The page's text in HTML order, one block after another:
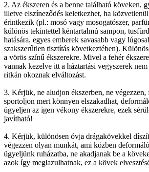
2. Az ékszeren és a benne található köveken,
illetve elszíneződés keletkezhet, ha
érintkezik (pl.: mosó vagy mosogatószer,
különös tekintettel kéntartalmú sampon,
hatására, egyes emberek savasabb vagy
szakszerűtlen tisztítás következtében).
a vörös színű ékszerekre. Mivel a fehér
vannak kezelve itt a háztartási vegyszerek
ritkán okoznak elváltozást.
3. Kérjük, ne aludjon ékszerben, ne
sportoljon mert könnyen elszakadhat,
ügyeljen az igen vékony ékszerekre, ezek
javítható!
4. Kérjük, különösen óvja drágakövekkel
végezzen olyan munkát, ami közben
ügyeljünk ruházatba, ne akadjanak be a
azok így meglazulhatnak, ez a kövek